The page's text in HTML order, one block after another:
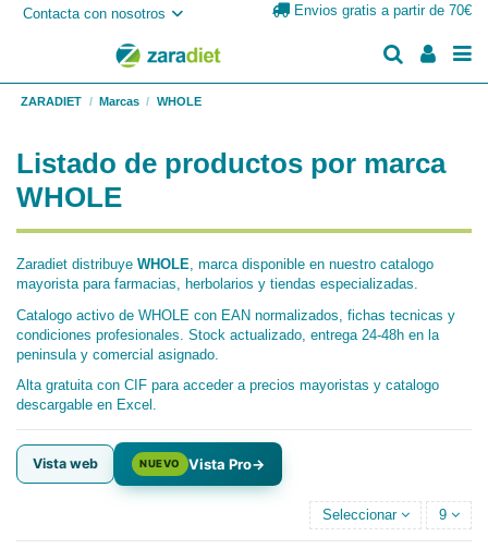
Contacta con nosotros Envios gratis a partir de 70€
ZARADIET Marcas WHOLE
Listado de productos por marca
WHOLE
Zaradiet distribuye WHOLE, marca disponible en nuestro catalogo
mayorista para farmacias, herbolarios y tiendas especializadas.
Catalogo activo de WHOLE con EAN normalizados, fichas tecnicas y
condiciones profesionales. Stock actualizado, entrega 24-48h en la
peninsula y comercial asignado.
Alta gratuita con CIF para acceder a precios mayoristas y catalogo
descargable en Excel.
Vista web NUEVO Vista Pro→
Seleccionar 9